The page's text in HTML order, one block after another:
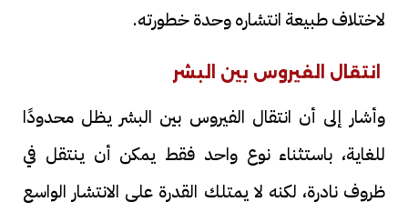
لاختلاف طبيعة انتشاره وحدة خطورته.
انتقال الفيروس بين البشر
وأشار إلى أن انتقال الفيروس بين البشر يظل محدودًا
للغاية، باستثناء نوع واحد فقط يمكن أن ينتقل في
ظروف نادرة، لكنه لا يمتلك القدرة على الانتشار الواسع